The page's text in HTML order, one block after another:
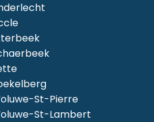
St-Pierre
St-Lambert